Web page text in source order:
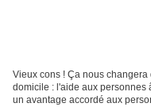
Vieux cons ! Ça nous
domicile : l'aide aux personnes
un avantage accordé aux